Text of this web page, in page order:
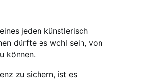
jeden künstlerisch
dürfte es wohl sein, von
können.
zu sichern, ist es